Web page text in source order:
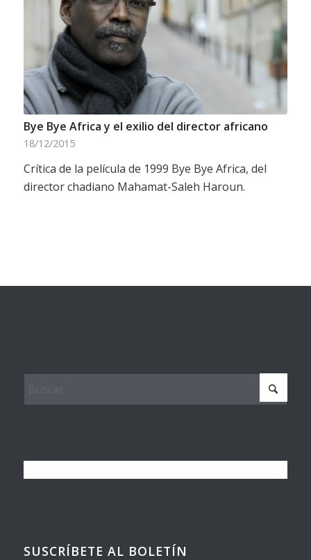
Bye Bye Africa y el exilio del director africano
18/12/2015
Crítica de la película de 1999 Bye Bye Africa, del
director chadiano Mahamat-Saleh Haroun.
SUSCRÍBETE AL BOLETÍN